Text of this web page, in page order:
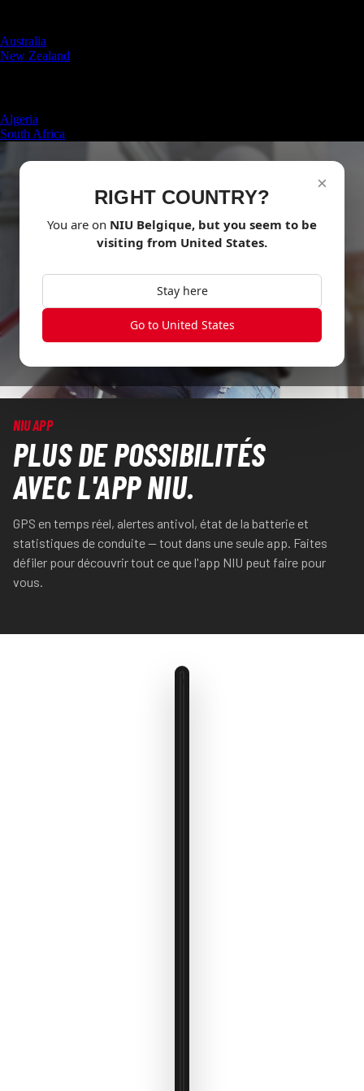
Australia
New Zealand
Algeria
South Africa
×
RIGHT COUNTRY?
You are on NIU Belgique, but you seem to be
visiting from United States.
Stay here
Go to United States
NIU APP
PLUS DE POSSIBILITÉS
AVEC L'APP NIU.
GPS en temps réel, alertes antivol, état de la batterie et
statistiques de conduite — tout dans une seule app. Faites
défiler pour découvrir tout ce que l'app NIU peut faire pour
vous.